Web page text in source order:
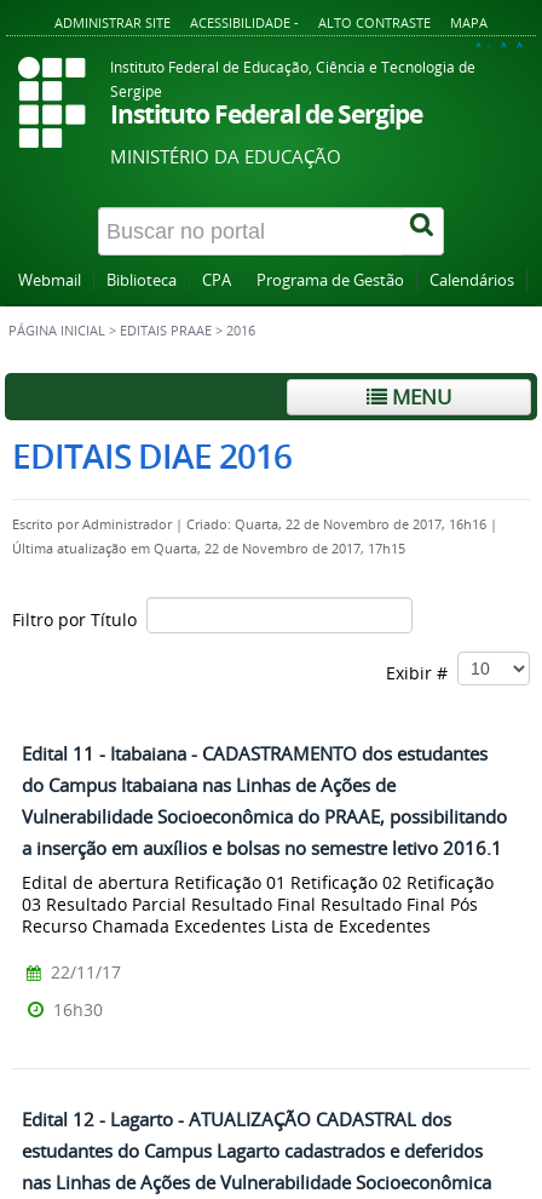
ADMINISTRAR SITE ACESSIBILIDADE - ALTO CONTRASTE MAPA
A+ A A-
Instituto Federal de Educação, Ciência e Tecnologia de
Sergipe
Instituto Federal de Sergipe
MINISTÉRIO DA EDUCAÇÃO
Webmail Biblioteca CPA Programa de Gestão Calendários
PÁGINA INICIAL > EDITAIS PRAAE > 2016
MENU
EDITAIS DIAE 2016
Escrito porAdministrador | Criado: Quarta, 22 de Novembro de 2017, 16h16 |
Última atualização em Quarta, 22 de Novembro de 2017, 17h15
Filtro por Título
Exibir #
Edital 11 - Itabaiana - CADASTRAMENTO dos estudantes
do Campus Itabaiana nas Linhas de Ações de
Vulnerabilidade Socioeconômica do PRAAE, possibilitando
a inserção em auxílios e bolsas no semestre letivo 2016.1
Edital de abertura Retificação 01 Retificação 02 Retificação
03 Resultado Parcial Resultado Final Resultado Final Pós
Recurso Chamada Excedentes Lista de Excedentes
22/11/17
16h30
Edital 12 - Lagarto - ATUALIZAÇÃO CADASTRAL dos
estudantes do Campus Lagarto cadastrados e deferidos
nas Linhas de Ações de Vulnerabilidade Socioeconômica